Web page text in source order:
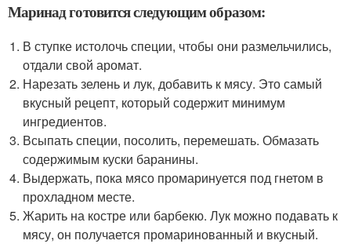
Маринад готовится следующим образом:
В ступке истолочь специи, чтобы они размельчились,
отдали свой аромат.
Нарезать зелень и лук, добавить к мясу. Это самый
вкусный рецепт, который содержит минимум
ингредиентов.
Всыпать специи, посолить, перемешать. Обмазать
содержимым куски баранины.
Выдержать, пока мясо промаринуется под гнетом в
прохладном месте.
Жарить на костре или барбекю. Лук можно подавать к
мясу, он получается промаринованный и вкусный.